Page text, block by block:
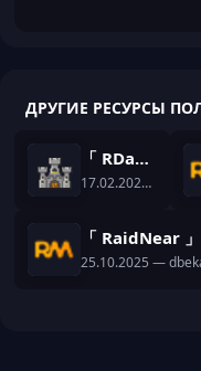
ДРУГИЕ РЕСУРСЫ
「 RDang 」Уникальный плагин на кастом данжи для вашего майнкрафт сервера
17.02.2026 —
25.10.2025 —